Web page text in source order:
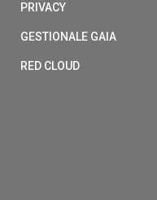
PRIVACY
GESTIONALE GAIA
RED CLOUD